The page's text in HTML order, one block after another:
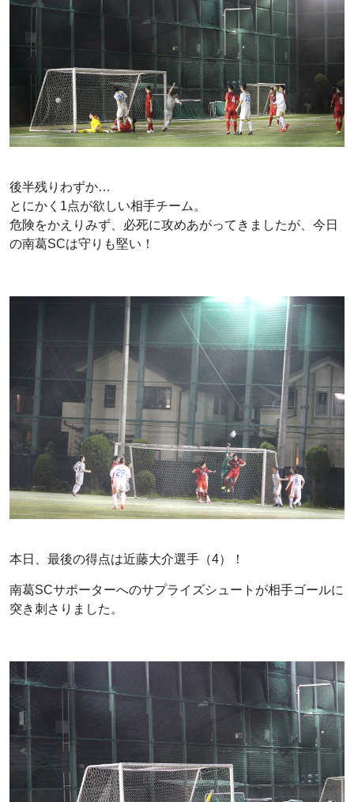
後半残りわずか…
とにかく1点が欲しい相手チーム。
危険をかえりみず、必死に攻めあがってきましたが、今日
の南葛SCは守りも堅い！
本日、最後の得点は近藤大介選手（4）！
南葛SCサポーターへのサプライズシュートが相手ゴールに
突き刺さりました。